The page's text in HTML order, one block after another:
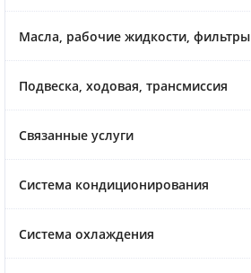
Масла, рабочие жидкости, фильтры
Подвеска, ходовая, трансмиссия
Связанные услуги
Система кондиционирования
Система охлаждения